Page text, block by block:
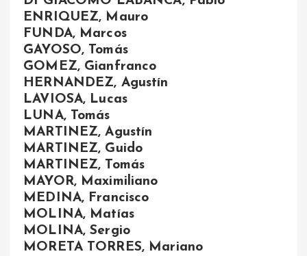
ENRIQUEZ, Mauro
FUNDA, Marcos
GAYOSO, Tomás
GOMEZ, Gianfranco
HERNANDEZ, Agustín
LAVIOSA, Lucas
LUNA, Tomás
MARTINEZ, Agustín
MARTINEZ, Guido
MARTINEZ, Tomás
MAYOR, Maximiliano
MEDINA, Francisco
MOLINA, Matías
MOLINA, Sergio
MORETA TORRES, Mariano